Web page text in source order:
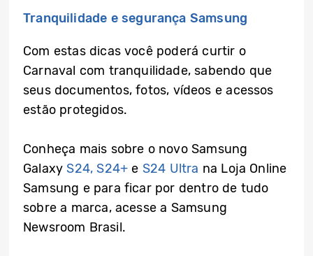
Tranquilidade e segurança Samsung
Com estas dicas você poderá curtir o
Carnaval com tranquilidade, sabendo que
seus documentos, fotos, vídeos e acessos
estão protegidos.
Conheça mais sobre o novo Samsung
Galaxy S24, S24+ e S24 Ultra na Loja Online
Samsung e para ficar por dentro de tudo
sobre a marca, acesse a Samsung
Newsroom Brasil.